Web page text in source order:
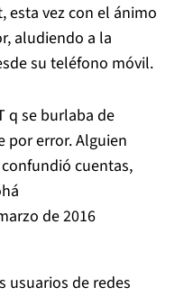
esta vez con el ánimo
aludiendo a la
su teléfono móvil.
q se burlaba de
por error. Alguien
cuentas,
de 2016
usuarios de redes